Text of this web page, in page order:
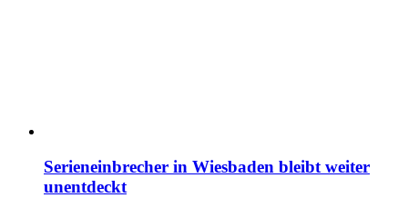
Serieneinbrecher in Wiesbaden bleibt weiter
unentdeckt